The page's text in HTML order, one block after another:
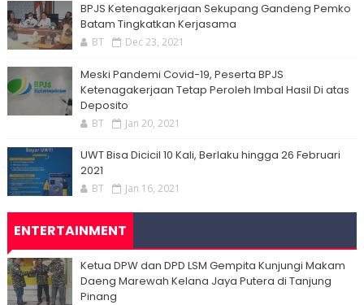
BPJS Ketenagakerjaan Sekupang Gandeng Pemko
Batam Tingkatkan Kerjasama
BT Dec 23, 2021
Meski Pandemi Covid-19, Peserta BPJS
Ketenagakerjaan Tetap Peroleh Imbal Hasil Di atas
Deposito
BT Jan 20, 2021
UWT Bisa Dicicil 10 Kali, Berlaku hingga 26 Februari
2021
BT Jan 16, 2021
ENTERTAINMENT
Ketua DPW dan DPD LSM Gempita Kunjungi Makam
Daeng Marewah Kelana Jaya Putera di Tanjung
Pinang